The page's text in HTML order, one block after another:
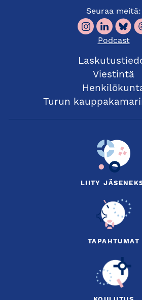
Seuraa meitä:
Podcast
Viestintä
Turun
LIITY
TAPAHTUMAT